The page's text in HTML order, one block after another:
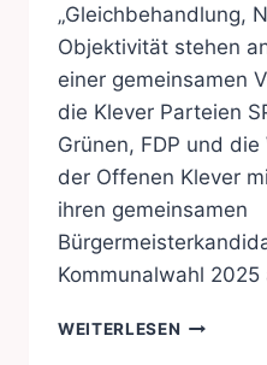
„Gleichbehandlung,
Objektivität stehen
einer gemeinsamen
die Klever Parteien
Grünen, FDP und
der Offenen Klever
ihren gemeinsamen
Kommunalwahl
WEITERLESEN